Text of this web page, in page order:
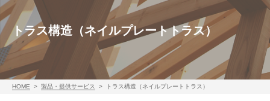
トラス構造（ネイルプレートトラス）
HOME 製品・提供サービス トラス構造（ネイルプレートトラス）